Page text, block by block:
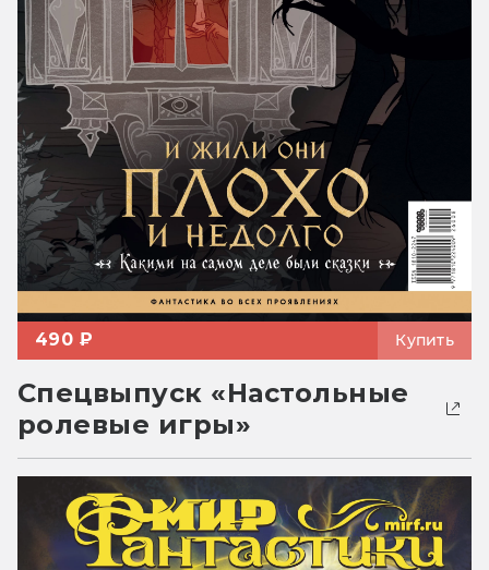
490 ₽ Купить
Спецвыпуск «Настольные
ролевые игры»